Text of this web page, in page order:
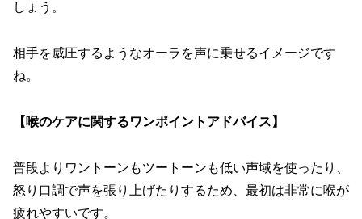
しょう。
相手を威圧するようなオーラを声に乗せるイメージです
ね。
【喉のケアに関するワンポイントアドバイス】
普段よりワントーンもツートーンも低い声域を使ったり、
怒り口調で声を張り上げたりするため、最初は非常に喉が
疲れやすいです。